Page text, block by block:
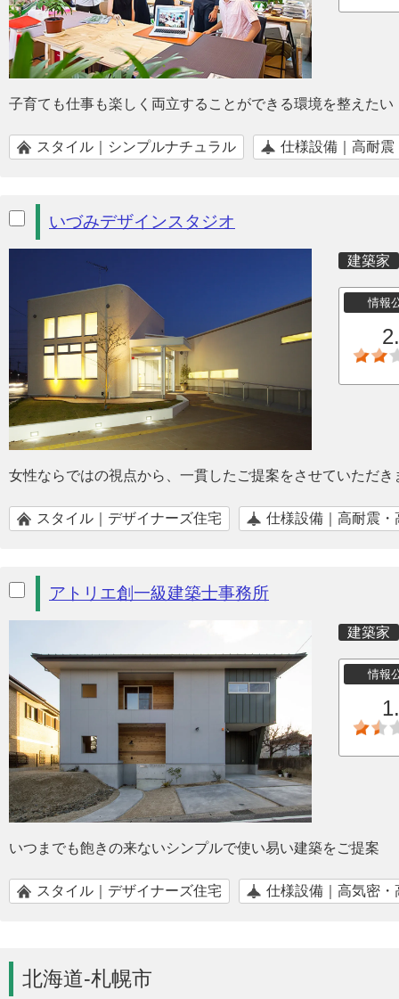
子育ても仕事も楽しく両立することができる環境を整えたい
スタイル｜シンプルナチュラル 仕様設備｜高耐震
いづみデザインスタジオ
建築家
情報
女性ならではの視点から、一貫したご提案をさせていただき
スタイル｜デザイナーズ住宅 仕様設備｜高耐震・
アトリエ創一級建築士事務所
建築家
情報
いつまでも飽きの来ないシンプルで使い易い建築をご提案
スタイル｜デザイナーズ住宅 仕様設備｜高気密・
北海道-札幌市